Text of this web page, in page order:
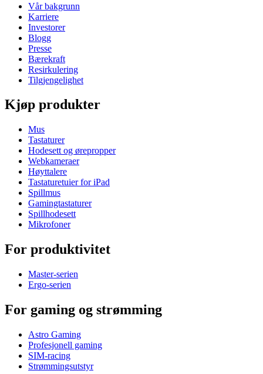
Vår bakgrunn
Karriere
Investorer
Blogg
Presse
Bærekraft
Resirkulering
Tilgjengelighet
Kjøp produkter
Mus
Tastaturer
Hodesett og ørepropper
Webkameraer
Høyttalere
Tastaturetuier for iPad
Spillmus
Gamingtastaturer
Spillhodesett
Mikrofoner
For produktivitet
Master-serien
Ergo-serien
For gaming og strømming
Astro Gaming
Profesjonell gaming
SIM-racing
Strømmingsutstyr